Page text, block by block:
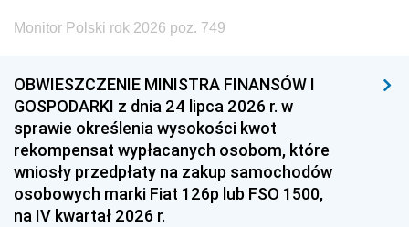
Monitor Polski rok 2026 poz. 749
OBWIESZCZENIE MINISTRA FINANSÓW I
GOSPODARKI z dnia 24 lipca 2026 r. w
sprawie określenia wysokości kwot
rekompensat wypłacanych osobom, które
wniosły przedpłaty na zakup samochodów
osobowych marki Fiat 126p lub FSO 1500,
na IV kwartał 2026 r.